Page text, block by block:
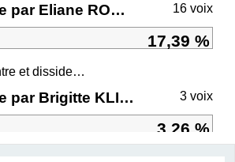
Liste conduite par Eliane ROMANI 16 voix
17,39 %
DVC - Divers centre et dissidents Ensemble
Liste conduite par Brigitte KLINKERT 3 voix
3,26 %